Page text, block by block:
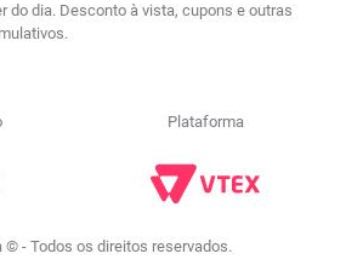
do dia. Desconto à vista, cupons e outras
Plataforma
© - Todos os direitos reservados.